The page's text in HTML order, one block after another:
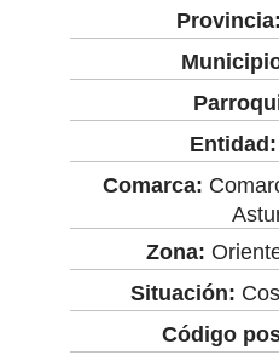
Provincia:
Entidad:
Comarca:
Zona:
Situación:
Código